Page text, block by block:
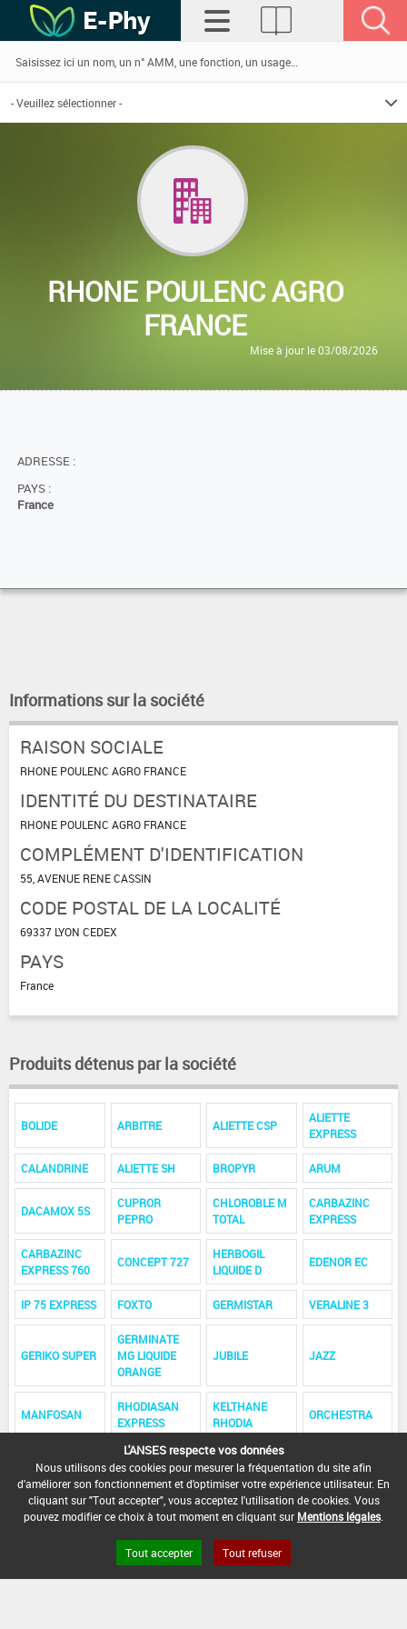
RHONE POULENC AGRO
FRANCE
Mise à jour le 03/08/2026
ADRESSE :
PAYS :
France
Informations sur la société
RAISON SOCIALE
RHONE POULENC AGRO FRANCE
IDENTITÉ DU DESTINATAIRE
RHONE POULENC AGRO FRANCE
COMPLÉMENT D'IDENTIFICATION
55, AVENUE RENE CASSIN
CODE POSTAL DE LA LOCALITÉ
69337 LYON CEDEX
PAYS
France
Produits détenus par la société
BOLIDE ARBITRE ALIETTE CSP
ALIETTE
EXPRESS
CALANDRINE ALIETTE SH BROPYR ARUM
DACAMOX 5S
CUPROR
PEPRO
CHLOROBLE M
TOTAL
CARBAZINC
EXPRESS
CARBAZINC
EXPRESS 760
CONCEPT 727
HERBOGIL
LIQUIDE D
EDENOR EC
IP 75 EXPRESS FOXTO GERMISTAR VERALINE 3
GERIKO SUPER
GERMINATE
MG LIQUIDE
ORANGE
JUBILE JAZZ
MANFOSAN
RHODIASAN
EXPRESS
KELTHANE
RHODIA
ORCHESTRA
SUMISTAR
SODIL SPECIAL
FLUIDE
TETRAFIT MGL VALIANT M
VALIANT GD TEMIK M
L'ANSES respecte vos données
Nous utilisons des cookies pour mesurer la fréquentation du site afin
d'améliorer son fonctionnement et d'optimiser votre expérience utilisateur. En
cliquant sur "Tout accepter", vous acceptez l'utilisation de cookies. Vous
pouvez modifier ce choix à tout moment en cliquant sur Mentions légales
Tout accepter Tout refuser